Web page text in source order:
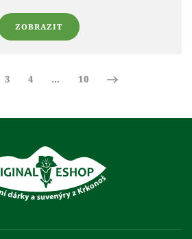
ZOBRAZIT
3 4 … 10